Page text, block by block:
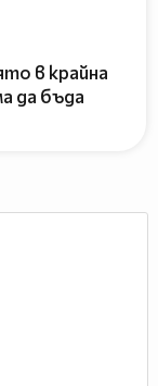
в крайна
да бъда